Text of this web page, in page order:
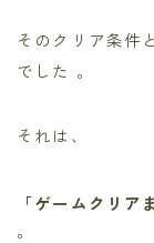
そのクリア条件
でした 。
それは、
「ゲームクリア
。